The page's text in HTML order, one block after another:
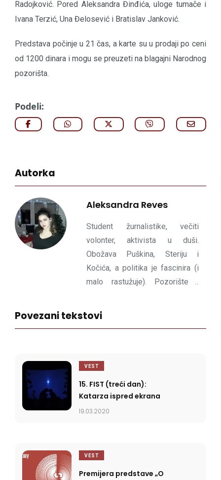
Radojković. Pored Aleksandra Đinđića, uloge tumače i
Ivana Terzić, Una Đelosević i Bratislav Janković.
Predstava počinje u 21 čas, a karte su u prodaji po ceni
od 1200 dinara i mogu se preuzeti na blagajni Narodnog
pozorišta.
Podeli:
Autorka
Aleksandra Reves
Student žurnalistike, večiti
volonter, aktivista u duši.
Obožava Puškina, Steriju i
Kočića, a politika je fascinira (i
malo rastužuje). Pozorište i
ovako, voli tamna piva,
Povezani tekstovi
VEST
15. FIST (treći dan):
Katarza ispred ekrana
19.03.2020
VEST
Premijera predstave „O